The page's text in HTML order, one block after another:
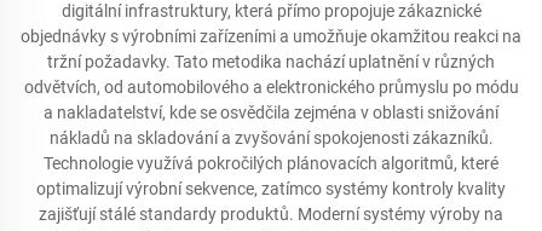
digitální infrastruktury, která přímo propojuje zákaznické
objednávky s výrobními zařízeními a umožňuje okamžitou reakci na
tržní požadavky. Tato metodika nachází uplatnění v různých
odvětvích, od automobilového a elektronického průmyslu po módu
a nakladatelství, kde se osvědčila zejména v oblasti snižování
nákladů na skladování a zvyšování spokojenosti zákazníků.
Technologie využívá pokročilých plánovacích algoritmů, které
optimalizují výrobní sekvence, zatímco systémy kontroly kvality
zajišťují stálé standardy produktů. Moderní systémy výroby na